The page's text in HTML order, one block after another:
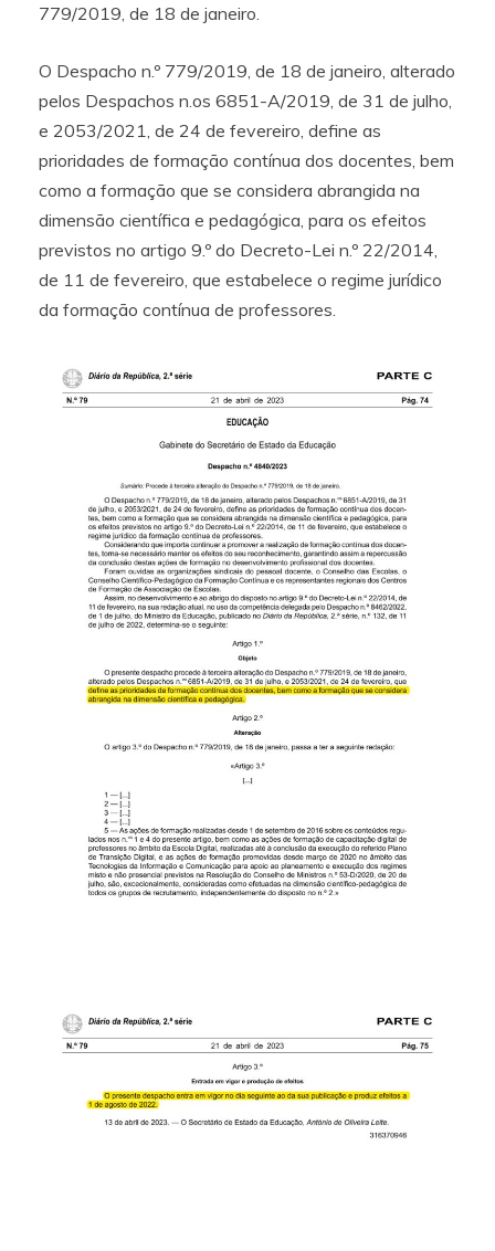
779/2019, de 18 de janeiro.
O Despacho n.º 779/2019, de 18 de janeiro, alterado
pelos Despachos n.os 6851-A/2019, de 31 de julho,
e 2053/2021, de 24 de fevereiro, define as
prioridades de formação contínua dos docentes, bem
como a formação que se considera abrangida na
dimensão científica e pedagógica, para os efeitos
previstos no artigo 9.º do Decreto-Lei n.º 22/2014,
de 11 de fevereiro, que estabelece o regime jurídico
da formação contínua de professores.